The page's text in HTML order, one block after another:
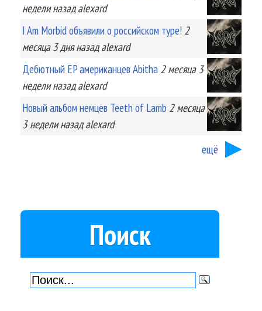
неделиназад alexard
I Am Morbid объявили о российском туре! 2
месяца 3 дняназад alexard
Дебютный EP американцев Abitha 2 месяца 3
неделиназад alexard
Новый альбом немцев Teeth of Lamb 2 месяца
3 неделиназад alexard
ещё
Поиск